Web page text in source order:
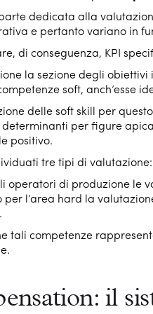
dedicata alla
e pertanto variano in
di conseguenza, KPI
la sezione degli
soft, anch’esse
delle soft skill per
per figure
positivo.
tre tipi di
di produzione le
l’area hard la
tali competenze
il